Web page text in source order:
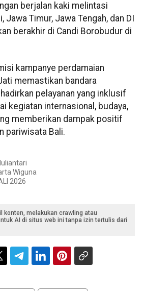
berjalan kaki melintasi
Jawa Timur, Jawa Tengah, dan DI
berakhir di Candi Borobudur di
kampanye perdamaian
memastikan bandara
pelayanan yang inklusif
kegiatan internasional, budaya,
memberikan dampak positif
pariwisata Bali.
Wiguna
2026
konten, melakukan crawling atau
AI di situs web ini tanpa izin tertulis dari